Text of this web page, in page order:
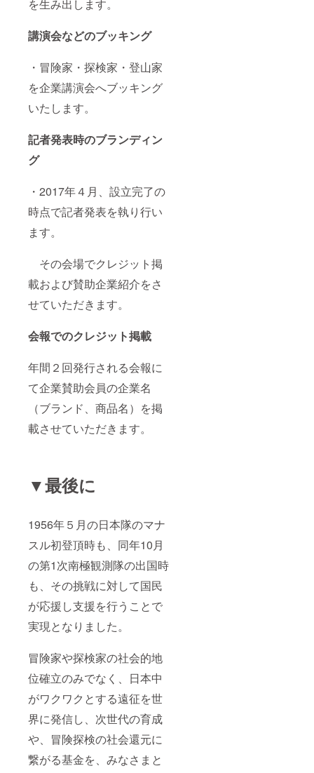
を生み出します。
講演会などのブッキング
・冒険家・探検家・登山家
を企業講演会へブッキング
いたします。
記者発表時のブランディン
グ
・2017年４月、設立完了の
時点で記者発表を執り行い
ます。
その会場でクレジット掲
載および賛助企業紹介をさ
せていただきます。
会報でのクレジット掲載
年間２回発行される会報に
て企業賛助会員の企業名
（ブランド、商品名）を掲
載させていただきます。
▼最後に
1956年５月の日本隊のマナ
スル初登頂時も、同年10月
の第1次南極観測隊の出国時
も、その挑戦に対して国民
が応援し支援を行うことで
実現となりました。
冒険家や探検家の社会的地
位確立のみでなく、日本中
がワクワクとする遠征を世
界に発信し、次世代の育成
や、冒険探検の社会還元に
繋がる基金を、みなさまと